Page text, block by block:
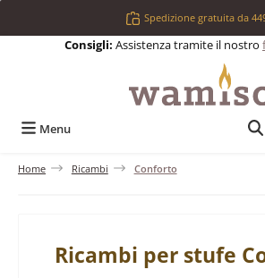
Passa al contenuto principaleSpedizione gratuita da
Consigli: Assistenza tramite il nostro
Menu
Home Ricambi Conforto
Ricambi per stufe